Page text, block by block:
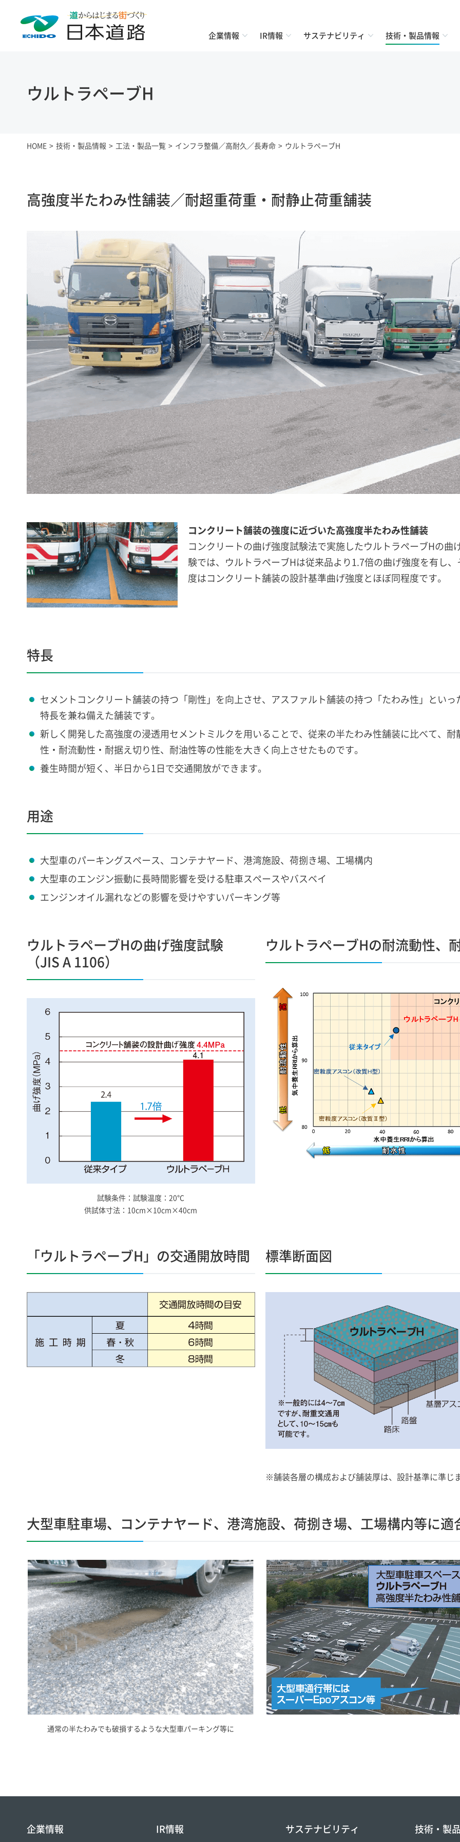
企業情報 IR情報 サステナビリティ 技術・製品情報
ウルトラペーブH
HOME 技術・製品情報 工法・製品一覧 インフラ整備／高耐久／長寿命 ウルトラペーブH
高強度半たわみ性舗装／耐超重荷重・耐静止荷重舗装
コンクリート舗装の強度に近づいた高強度半たわみ性舗装
コンクリートの曲げ強度試験法で実施したウルトラペーブHの曲
験では、ウルトラペーブHは従来品より1.7倍の曲げ強度を有し、
度はコンクリート舗装の設計基準曲げ強度とほぼ同程度です。
特長
セメントコンクリート舗装の持つ「剛性」を向上させ、アスファルト舗装の持つ「たわみ性」といっ
特長を兼ね備えた舗装です。
新しく開発した高強度の浸透用セメントミルクを用いることで、従来の半たわみ性舗装に比べて、耐
性・耐流動性・耐据え切り性、耐油性等の性能を大きく向上させたものです。
養生時間が短く、半日から1日で交通開放ができます。
用途
大型車のパーキングスペース、コンテナヤード、港湾施設、荷捌き場、工場構内
大型車のエンジン振動に長時間影響を受ける駐車スペースやバスベイ
エンジンオイル漏れなどの影響を受けやすいパーキング等
ウルトラペーブHの曲げ強度試験
（JIS A 1106）
試験条件：試験温度：20℃
供試体寸法：10cm×10cm×40cm
ウルトラペーブHの耐流動性、
「ウルトラペーブH」の交通開放時間 標準断面図
※舗装各層の構成および舗装厚は、設計基準に準じ
大型車駐車場、コンテナヤード、港湾施設、荷捌き場、工場構内等に適
通常の半たわみでも破損するような大型車パーキング等に
企業情報 IR情報 サステナビリティ 技術・製